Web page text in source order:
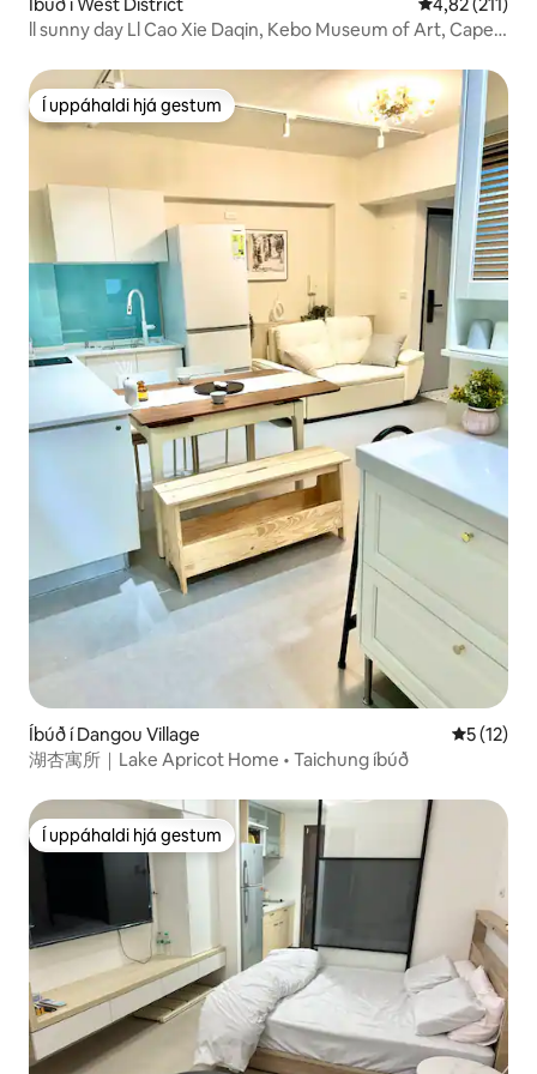
ll sunny day Ll Cao Xie Daqin, Kebo Museum of Art, Cape
Í uppáhaldi hjá gestum
Í uppáhaldi hjá gestum
Íbúð í Dangou Village 5 af 5 í
5 (12)
湖杏寓所｜Lake Apricot Home • Taichung íbúð
Í uppáhaldi hjá gestum
Í uppáhaldi hjá gestum